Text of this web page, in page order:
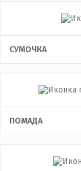
СУМОЧКА
ПОМАДА